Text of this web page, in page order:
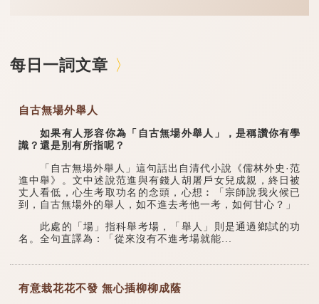
每日一詞文章
自古無場外舉人
如果有人形容你為「自古無場外舉人」，是稱讚你有學
識？還是別有所指呢？
「自古無場外舉人」這句話出自清代小說《儒林外史·范
進中舉》。文中述說范進與有錢人胡屠戶女兒成親，終日被
丈人看低，心生考取功名的念頭，心想︰「宗師說我火候已
到，自古無場外的舉人，如不進去考他一考，如何甘心？」
此處的「場」指科舉考場，「舉人」則是通過鄉試的功
名。全句直譯為：「從來沒有不進考場就能...
有意栽花花不發 無心插柳柳成蔭